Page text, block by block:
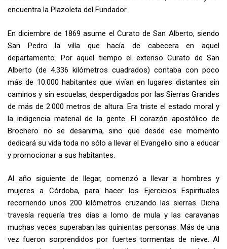
encuentra la Plazoleta del Fundador.
En diciembre de 1869 asume el Curato de San Alberto, siendo
San Pedro la villa que hacía de cabecera en aquel
departamento. Por aquel tiempo el extenso Curato de San
Alberto (de 4.336 kilómetros cuadrados) contaba con poco
más de 10.000 habitantes que vivían en lugares distantes sin
caminos y sin escuelas, desperdigados por las Sierras Grandes
de más de 2.000 metros de altura. Era triste el estado moral y
la indigencia material de la gente. El corazón apostólico de
Brochero no se desanima, sino que desde ese momento
dedicará su vida toda no sólo a llevar el Evangelio sino a educar
y promocionar a sus habitantes.
Al año siguiente de llegar, comenzó a llevar a hombres y
mujeres a Córdoba, para hacer los Ejercicios Espirituales
recorriendo unos 200 kilómetros cruzando las sierras. Dicha
travesía requería tres días a lomo de mula y las caravanas
muchas veces superaban las quinientas personas. Más de una
vez fueron sorprendidos por fuertes tormentas de nieve. Al